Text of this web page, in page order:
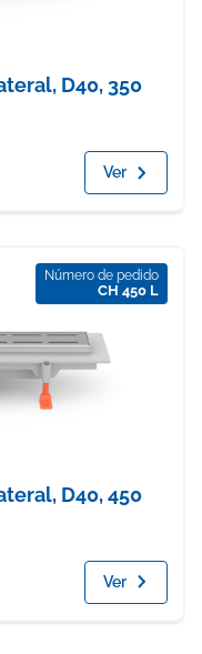
D40, 350
Ver
Número de pedido
CH 450 L
D40, 450
Ver